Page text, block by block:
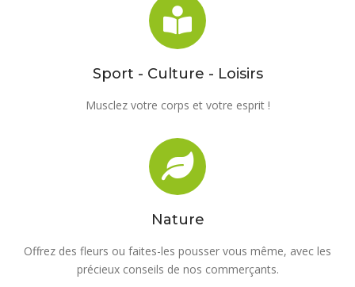
Sport - Culture - Loisirs
Musclez votre corps et votre esprit !
Nature
Offrez des fleurs ou faites-les pousser vous même, avec les
précieux conseils de nos commerçants.